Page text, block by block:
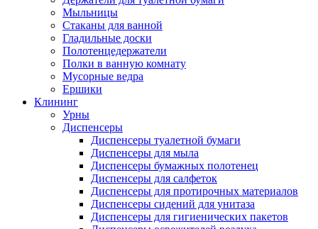
Мыльницы
Стаканы для ванной
Гладильные доски
Полотенцедержатели
Полки в ванную комнату
Мусорные ведра
Ершики
Клининг
Урны
Диспенсеры
Диспенсеры туалетной бумаги
Диспенсеры для мыла
Диспенсеры бумажных полотенец
Диспенсеры для салфеток
Диспенсеры для протирочных материалов
Диспенсеры сидений для унитаза
Диспенсеры для гигиенических пакетов